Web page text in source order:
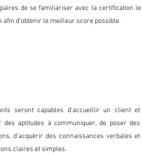
de se familiariser avec la certification le
afin d’obtenir le meilleur score possible.
seront capables d'accueillir un client et
aptitudes à communiquer, de poser des
d'acquérir des connaissances verbales et
claires et simples.